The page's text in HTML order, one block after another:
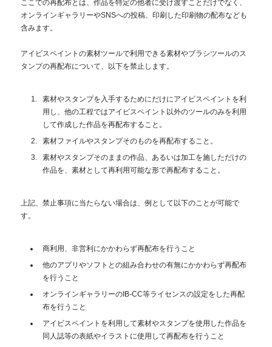
ここでの再配布とは、作品を特定の他者に受け渡すことだけでなく、
オンラインギャラリーやSNSへの投稿、印刷した印刷物の配布なども
含みます。
アイビスペイントの素材ツールで利用できる素材やブラシツールのス
タンプの再配布について、以下を禁止します。
素材やスタンプを入手するためにだけにアイビスペイントを利
用し、他の工程ではアイビスペイント以外のツールのみを利用
して作成した作品を再配布すること。
素材ファイルやスタンプそのものを再配布すること。
素材やスタンプそのままの作品、あるいは加工を施しただけの
作品を、素材として再利用可能な形で再配布すること。
上記、禁止事項に当たらない場合は、例として以下のことが可能で
す。
商利用、非営利にかかわらず再配布を行うこと
他のアプリやソフトとの組み合わせの有無にかかわらず再配布
を行うこと
オンラインギャラリーのIB-CC等ライセンスの設定をした再配
布を行うこと
アイビスペイントを利用して素材やスタンプを使用した作品を
同人誌等の表紙やイラストに使用して再配布を行うこと